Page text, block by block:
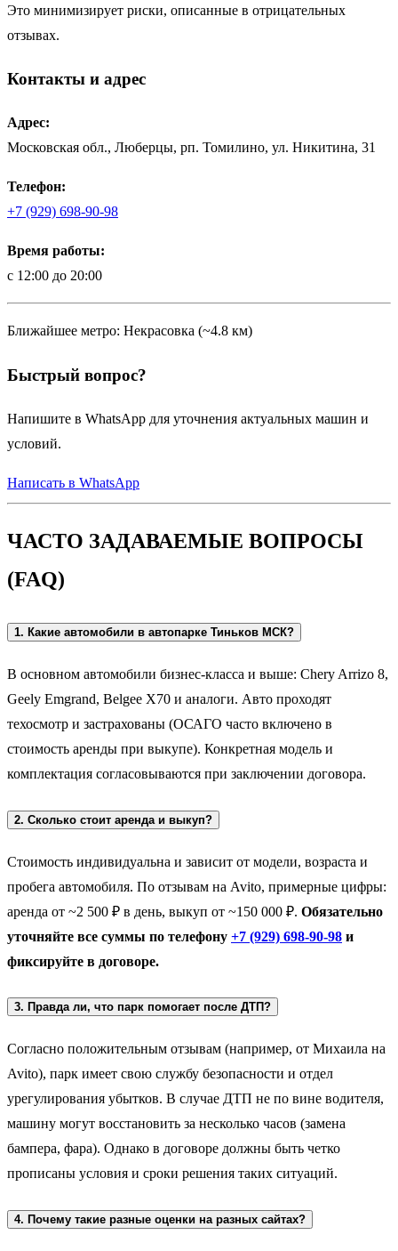
Это минимизирует риски, описанные в отрицательных
отзывах.
Контакты и адрес
Адрес:
Московская обл., Люберцы, рп. Томилино, ул. Никитина, 31
Телефон:
+7 (929) 698-90-98
Время работы:
с 12:00 до 20:00
Ближайшее метро: Некрасовка (~4.8 км)
Быстрый вопрос?
Напишите в WhatsApp для уточнения актуальных машин и
условий.
Написать в WhatsApp
ЧАСТО ЗАДАВАЕМЫЕ ВОПРОСЫ
(FAQ)
1. Какие автомобили в автопарке Тиньков МСК?
В основном автомобили бизнес-класса и выше: Chery Arrizo 8,
Geely Emgrand, Belgee X70 и аналоги. Авто проходят
техосмотр и застрахованы (ОСАГО часто включено в
стоимость аренды при выкупе). Конкретная модель и
комплектация согласовываются при заключении договора.
2. Сколько стоит аренда и выкуп?
Стоимость индивидуальна и зависит от модели, возраста и
пробега автомобиля. По отзывам на Avito, примерные цифры:
аренда от ~2 500 ₽ в день, выкуп от ~150 000 ₽. Обязательно
уточняйте все суммы по телефону +7 (929) 698-90-98 и
фиксируйте в договоре.
3. Правда ли, что парк помогает после ДТП?
Согласно положительным отзывам (например, от Михаила на
Avito), парк имеет свою службу безопасности и отдел
урегулирования убытков. В случае ДТП не по вине водителя,
машину могут восстановить за несколько часов (замена
бампера, фара). Однако в договоре должны быть четко
прописаны условия и сроки решения таких ситуаций.
4. Почему такие разные оценки на разных сайтах?